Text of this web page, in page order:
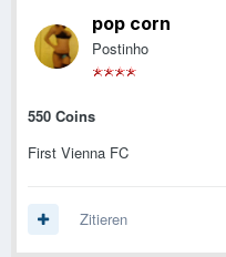
pop corn
Postinho
550 Coins
First Vienna FC
Zitieren